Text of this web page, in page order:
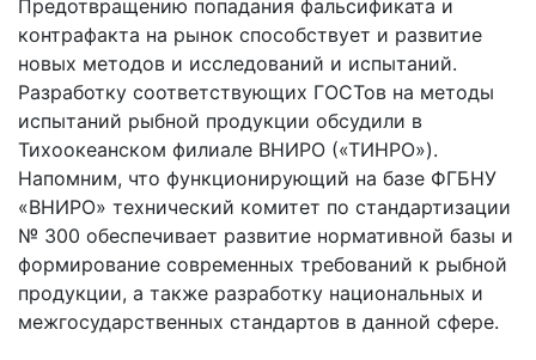
Предотвращению попадания фальсификата и
контрафакта на рынок способствует и развитие
новых методов и исследований и испытаний.
Разработку соответствующих ГОСТов на методы
испытаний рыбной продукции обсудили в
Тихоокеанском филиале ВНИРО («ТИНРО»).
Напомним, что функционирующий на базе ФГБНУ
«ВНИРО» технический комитет по стандартизации
№ 300 обеспечивает развитие нормативной базы и
формирование современных требований к рыбной
продукции, а также разработку национальных и
межгосударственных стандартов в данной сфере.